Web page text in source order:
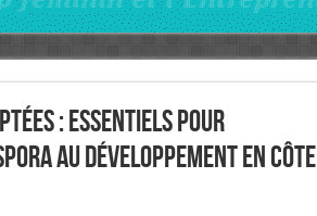
: essentiels pour
au développement en Côte